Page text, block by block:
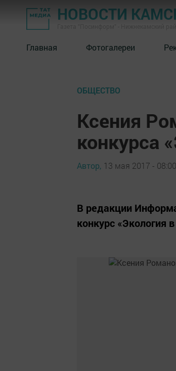
НОВОСТИ
Главная Фотогалереи
ОБЩЕСТВО
Ксения
конкурса
Автор, 13 мая 2017 - 08:00
В редакции
конкурс «Экология